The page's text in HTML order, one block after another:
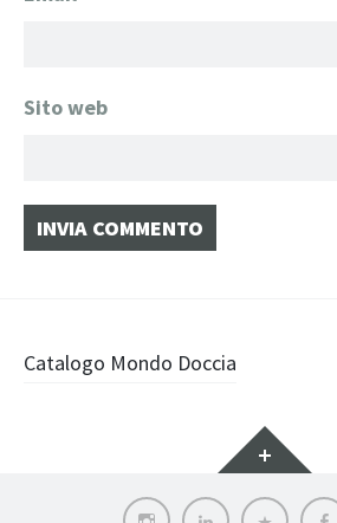
Sito web
Navigazione
Catalogo Mondo Doccia
Widget
InstagramLinkedIn